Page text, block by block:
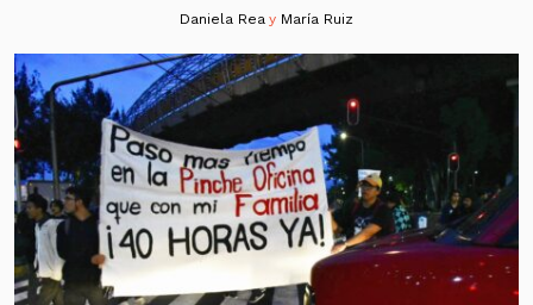
Daniela Reay María Ruiz